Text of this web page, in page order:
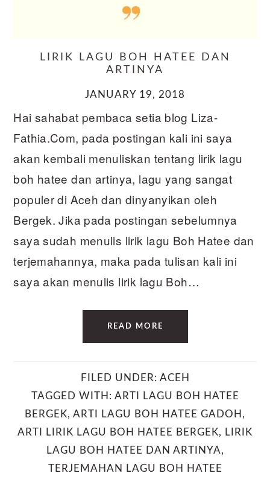
LIRIK LAGU BOH HATEE DAN
ARTINYA
JANUARY 19, 2018
Hai sahabat pembaca setia blog Liza-
Fathia.Com, pada postingan kali ini saya
akan kembali menuliskan tentang lirik lagu
boh hatee dan artinya, lagu yang sangat
populer di Aceh dan dinyanyikan oleh
Bergek. Jika pada postingan sebelumnya
saya sudah menulis lirik lagu Boh Hatee dan
terjemahannya, maka pada tulisan kali ini
saya akan menulis lirik lagu Boh…
READ MORE
FILED UNDER: ACEH
TAGGED WITH: ARTI LAGU BOH HATEE
BERGEK, ARTI LAGU BOH HATEE GADOH ,
ARTI LIRIK LAGU BOH HATEE BERGEK, LIRIK
LAGU BOH HATEE DAN ARTINYA,
TERJEMAHAN LAGU BOH HATEE